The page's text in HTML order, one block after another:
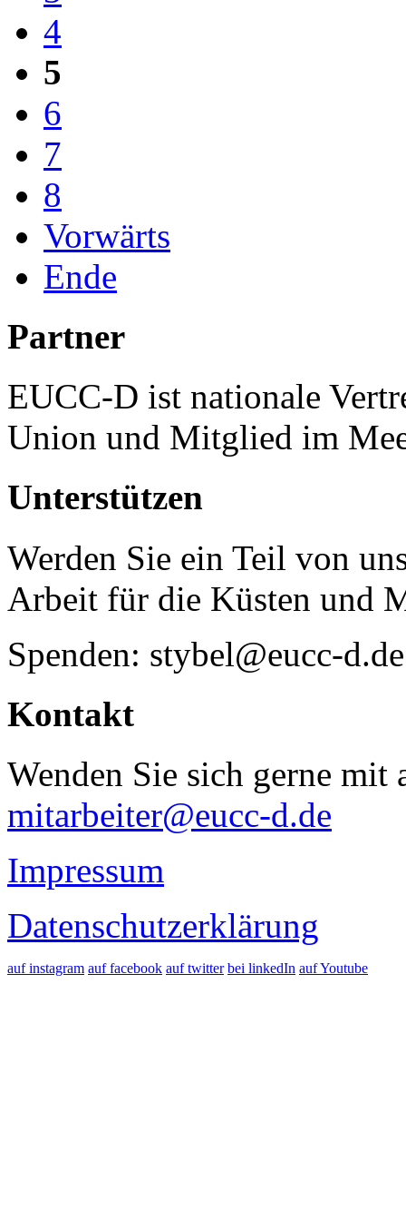
4
5
6
7
8
Vorwärts
Ende
Partner
EUCC-D ist nationale
Union und Mitglied im
Unterstützen
Werden Sie ein Teil von
Arbeit für die Küsten und
Spenden: stybel@eucc-d.de
Kontakt
Wenden Sie sich gerne mit
mitarbeiter@eucc-d.de
Impressum
Datenschutzerklärung
auf instagram auf facebook auf twitter bei linkedIn auf Youtube